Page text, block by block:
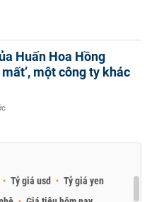
Huấn Hoa Hồng
mất’, một công ty khác
Tỷ giá usd
Tỷ giá yen